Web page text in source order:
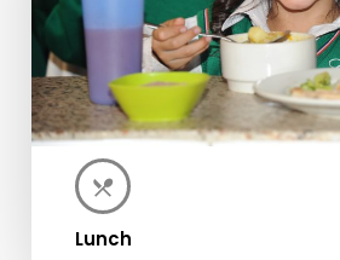
Lunch